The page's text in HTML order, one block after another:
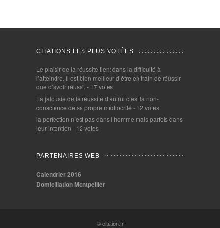
CITATIONS LES PLUS VOTÉES
Le plaisir de la réussite tient dans la difficulté à
l’atteindre. Il est bien meilleur d’être en train de réussir
que d’avoir réussi. - 17 votes
La jalousie de la réussite d’autrui c’est la non-
conscience de sa propre médiocrité - 12 votes
la perfection n’est pas dans l homme mais parfois dans
leur intention - 12 votes
PARTENAIRES WEB
Calendrier 2016
Domiciliation Montpellier
© citation.fr